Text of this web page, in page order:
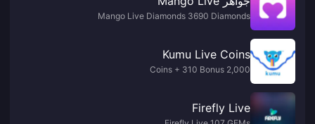
Mango Live Diamonds 3690 Diamonds
Kumu Live Coins
2,000 Coins + 310 Bonus
Firefly Live